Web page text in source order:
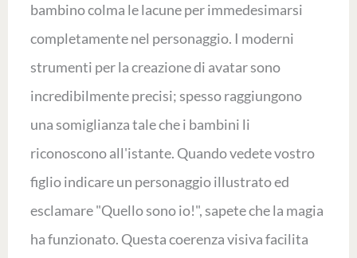
bambino colma le lacune per immedesimarsi
completamente nel personaggio. I moderni
strumenti per la creazione di avatar sono
incredibilmente precisi; spesso raggiungono
una somiglianza tale che i bambini li
riconoscono all'istante. Quando vedete vostro
figlio indicare un personaggio illustrato ed
esclamare "Quello sono io!", sapete che la magia
ha funzionato. Questa coerenza visiva facilita